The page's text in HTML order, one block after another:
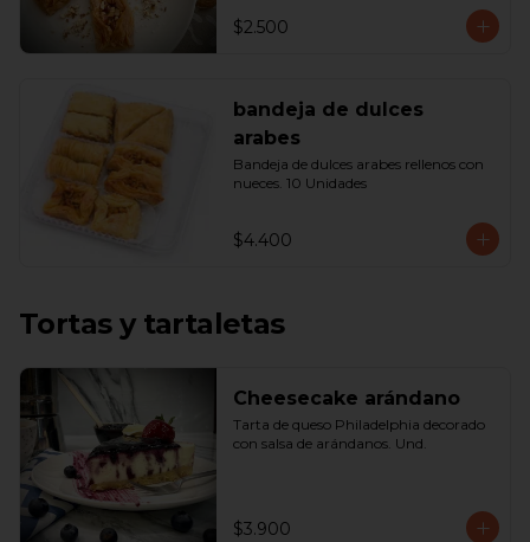
$2.500
bandeja de dulces
arabes
Bandeja de dulces arabes rellenos con
nueces. 10 Unidades
$4.400
Tortas y tartaletas
Cheesecake arándano
Tarta de queso Philadelphia decorado
con salsa de arándanos. Und.
$3.900